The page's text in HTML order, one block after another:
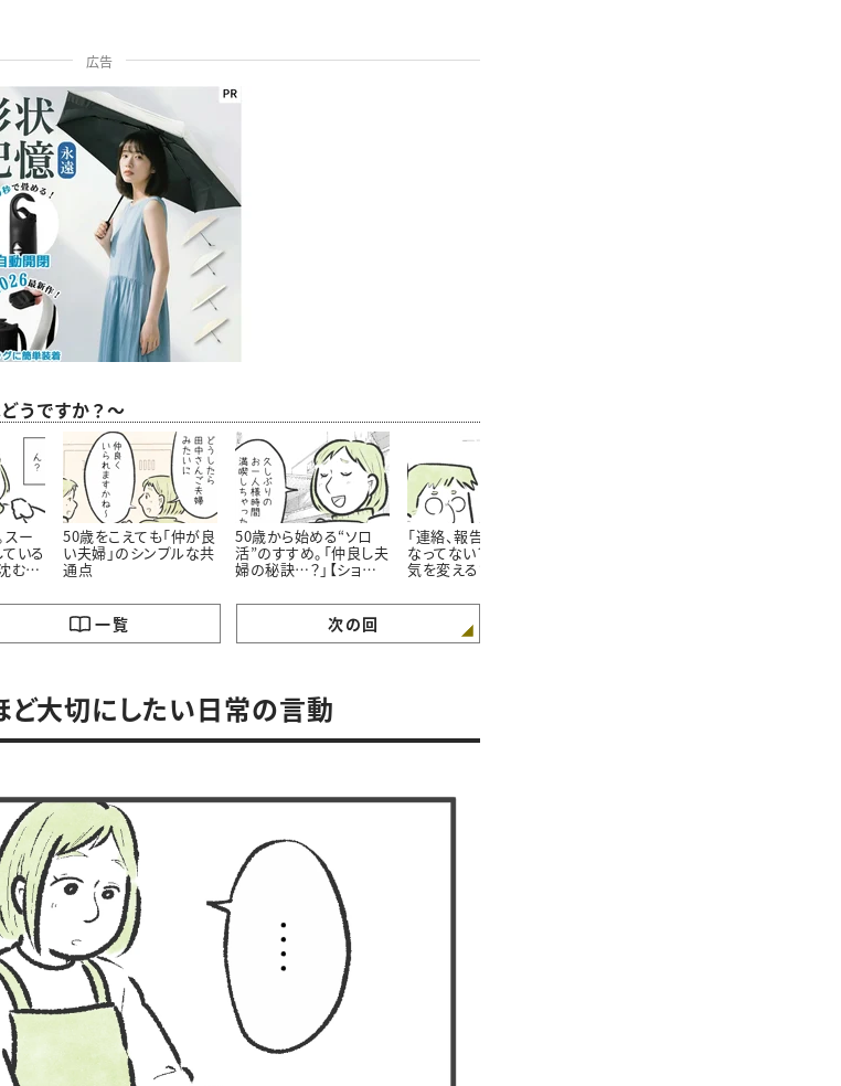
広告
うですか？～
スー
いる
む瞬
50歳をこえても「仲が良
い夫婦」のシンプルな共
通点
50歳から始める“ソロ
活”のすすめ。「仲良し夫
婦の秘訣…？」【ショート
「連絡、報告事項だけに
なってない？」夫婦の空
気を変える“5分会話”の
一覧 次の回
ど大切にしたい日常の言動